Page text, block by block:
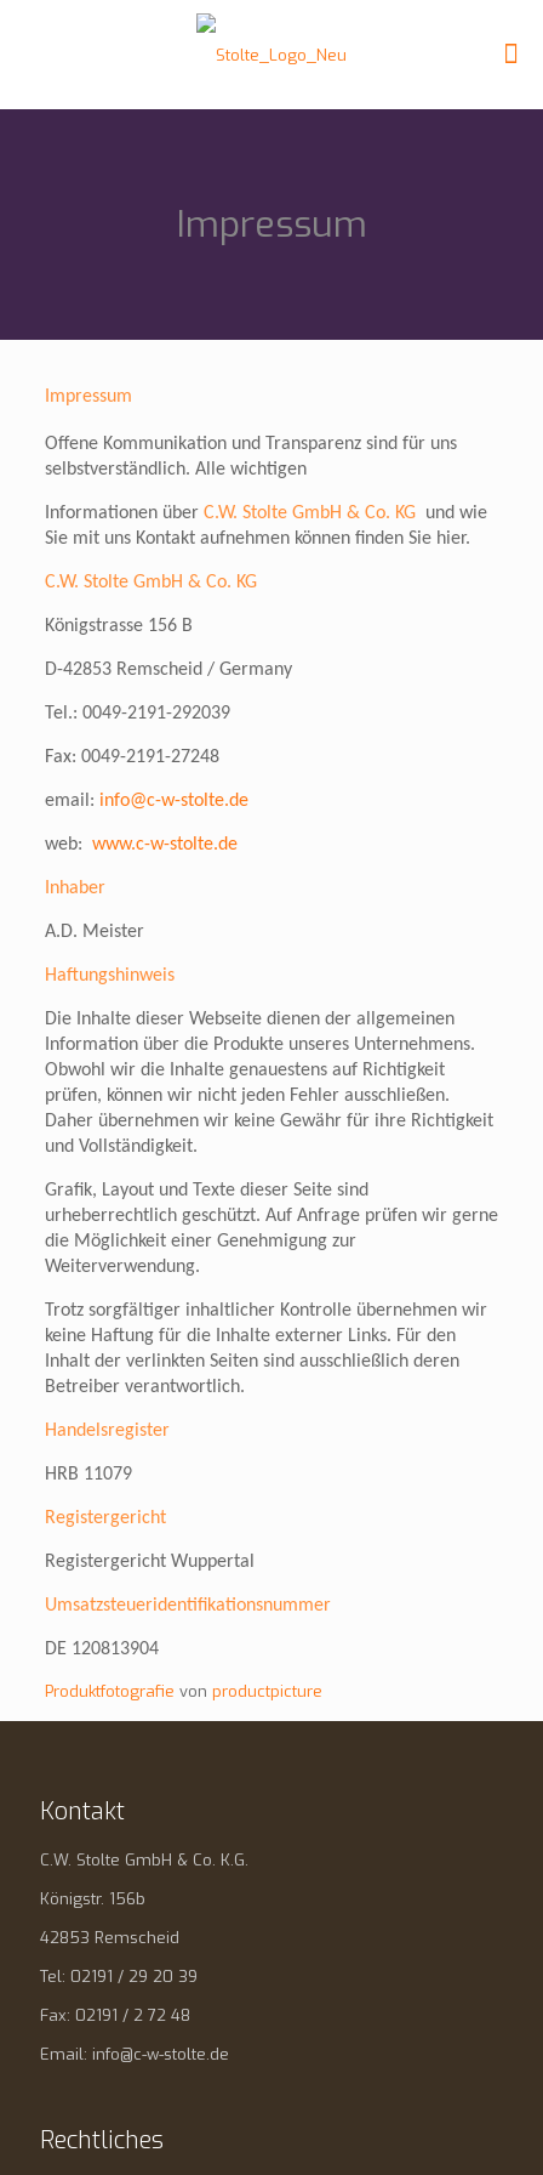
Impressum
Impressum
Offene Kommunikation und Transparenz sind für uns
selbstverständlich. Alle wichtigen
Informationen über C.W. Stolte GmbH & Co. KG und wie
Sie mit uns Kontakt aufnehmen können finden Sie hier.
C.W. Stolte GmbH & Co. KG
Königstrasse 156 B
D-42853 Remscheid / Germany
Tel.: 0049-2191-292039
Fax: 0049-2191-27248
email: info@c-w-stolte.de
web: www.c-w-stolte.de
Inhaber
A.D. Meister
Haftungshinweis
Die Inhalte dieser Webseite dienen der allgemeinen
Information über die Produkte unseres Unternehmens.
Obwohl wir die Inhalte genauestens auf Richtigkeit
prüfen, können wir nicht jeden Fehler ausschließen.
Daher übernehmen wir keine Gewähr für ihre Richtigkeit
und Vollständigkeit.
Grafik, Layout und Texte dieser Seite sind
urheberrechtlich geschützt. Auf Anfrage prüfen wir gerne
die Möglichkeit einer Genehmigung zur
Weiterverwendung.
Trotz sorgfältiger inhaltlicher Kontrolle übernehmen wir
keine Haftung für die Inhalte externer Links. Für den
Inhalt der verlinkten Seiten sind ausschließlich deren
Betreiber verantwortlich.
Handelsregister
HRB 11079
Registergericht
Registergericht Wuppertal
Umsatzsteueridentifikationsnummer
DE 120813904
Produktfotografie von productpicture
Kontakt
C.W. Stolte GmbH & Co. K.G.
Königstr. 156b
42853 Remscheid
Tel: 02191 / 29 20 39
Fax: 02191 / 2 72 48
Email: info@c-w-stolte.de
Rechtliches